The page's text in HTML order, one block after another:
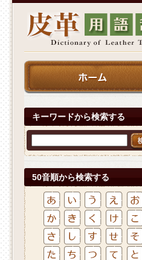
キーワードから検索する
50音順から検索する